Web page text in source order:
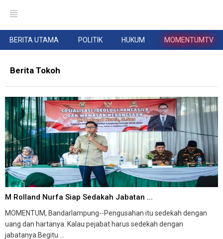
BERITA UTAMA POLITIK HUKUM MOMENTUMTV
Berita Tokoh
M Rolland Nurfa Siap Sedakah Jabatan ...
MOMENTUM, Bandarlampung--Pengusahan itu sedekah dengan
uang dan hartanya. Kalau pejabat harus sedekah dengan
jabatanya.Begitu ...